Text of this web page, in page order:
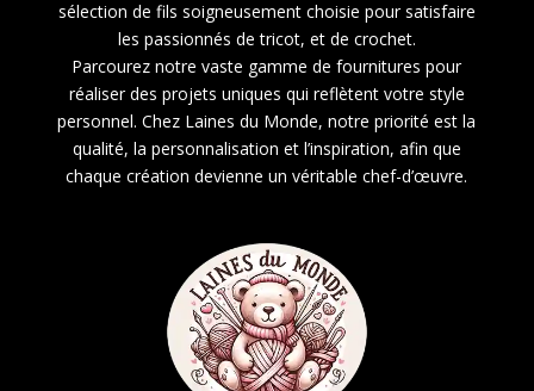
sélection de fils soigneusement choisie pour satisfaire
les passionnés de tricot, et de crochet.
Parcourez notre vaste gamme de fournitures pour
réaliser des projets uniques qui reflètent votre style
personnel. Chez Laines du Monde, notre priorité est la
qualité, la personnalisation et l’inspiration, afin que
chaque création devienne un véritable chef-d’œuvre.